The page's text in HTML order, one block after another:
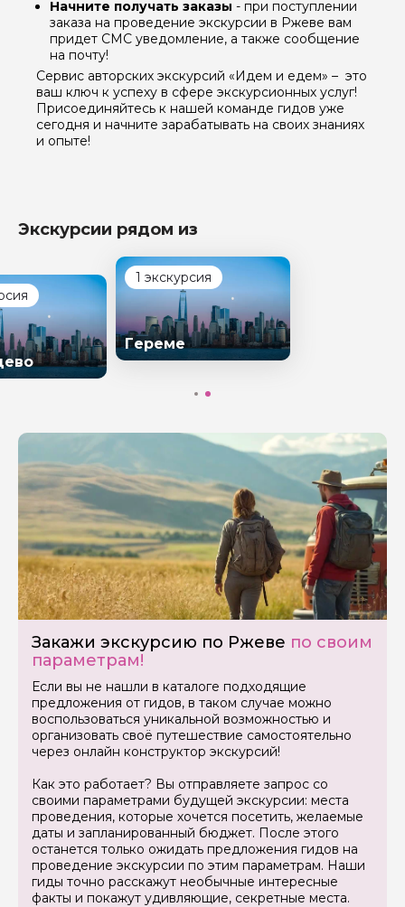
Начните получать заказы - при поступлении
заказа на проведение экскурсии в Ржеве вам
придет СМС уведомление, а также сообщение
на почту!
Сервис авторских экскурсий «Идем и едем» – это
ваш ключ к успеху в сфере экскурсионных услуг!
Присоединяйтесь к нашей команде гидов уже
сегодня и начните зарабатывать на своих знаниях
и опыте!
Экскурсии рядом из
1 экскурсия
Гереме
Закажи экскурсию по Ржеве по своим
параметрам!
Если вы не нашли в каталоге подходящие
предложения от гидов, в таком случае можно
воспользоваться уникальной возможностью и
организовать своё путешествие самостоятельно
через онлайн конструктор экскурсий!
Как это работает? Вы отправляете запрос со
своими параметрами будущей экскурсии: места
проведения, которые хочется посетить, желаемые
даты и запланированный бюджет. После этого
останется только ожидать предложения гидов на
проведение экскурсии по этим параметрам. Наши
гиды точно расскажут необычные интересные
факты и покажут удивляющие, секретные места.